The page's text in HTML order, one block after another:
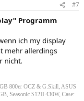
#7
Programm
ich my display
mehr allerdings
nicht.
800er OCZ & G.Skill, ASUS
Seasonic S12II 430W, Case: